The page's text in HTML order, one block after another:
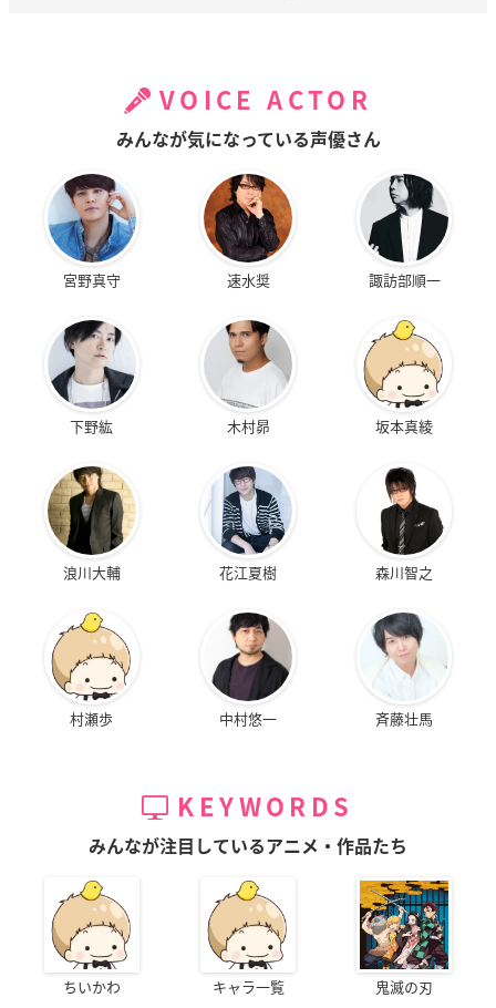
VOICE ACTOR
みんなが気になっている声優さん
宮野真守 速水奨 諏訪部順一
下野紘 木村昴 坂本真綾
浪川大輔 花江夏樹 森川智之
村瀬歩 中村悠一 斉藤壮馬
KEYWORDS
みんなが注目しているアニメ・作品たち
ちいかわ キャラ一覧 鬼滅の刃